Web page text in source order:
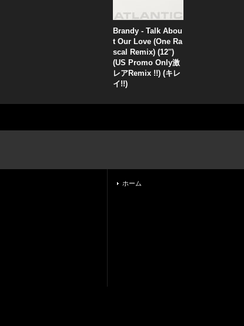
Brandy - Talk Abou
t Our Love (One Ra
scal Remix) (12'')
(US Promo Only激
レアRemix !!) (キレ
イ!!)
ホーム